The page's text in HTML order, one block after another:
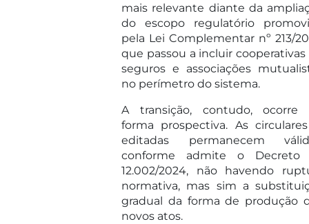
mais relevante diante da
do escopo regulatório
pela Lei Complementar nº 213/
que passou a incluir cooperativas
seguros e associações
no perímetro do sistema.
A transição, contudo, ocorre
forma prospectiva. As
editadas permanecem
conforme admite o Decreto
12.002/2024, não havendo
normativa, mas sim a
gradual da forma de produção
novos atos.